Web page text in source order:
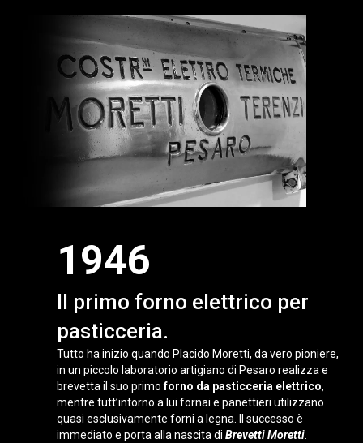
1946
Il primo forno elettrico per
pasticceria.
Tutto ha inizio quando Placido Moretti, da vero pioniere,
in un piccolo laboratorio artigiano di Pesaro realizza e
brevetta il suo primoforno da pasticceria elettrico,
mentre tutt’intorno a lui fornai e panettieri utilizzano
quasi esclusivamente forni a legna. Il successo è
immediato e porta alla nascita di Brevetti Moretti.